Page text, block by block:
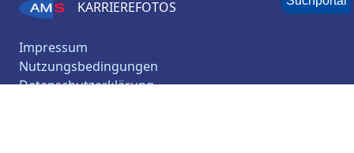
KARRIEREFOTOS
Impressum
Nutzungsbedingungen
Datenschutzerklärung